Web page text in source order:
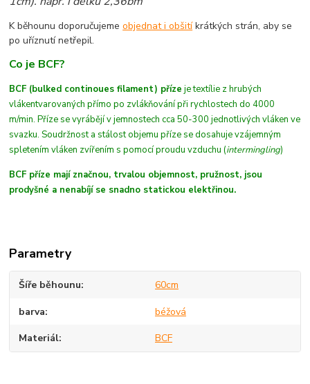
K běhounu doporučujemeobjednat i obšitíkrátkých strán, aby se
po uříznutí netřepil.
Co je BCF?
BCF (bulked continoues filament) příze je textílie z hrubých
vlákentvarovanýchpřímo po zvlákňování při rychlostech do 4000
m/min. Příze se vyrábějí v jemnostech cca 50-300 jednotlivých vláken ve
svazku. Soudržnost a stálost objemu příze se dosahuje vzájemným
spletením vláken zvířením s pomocí proudu vzduchu (intermingling)
BCF příze mají značnou, trvalou objemnost, pružnost, jsou
prodyšné a nenabíjí se snadno statickou elektřinou.
Parametry
Šíře běhounu 60cm
barva béžová
Materiál BCF